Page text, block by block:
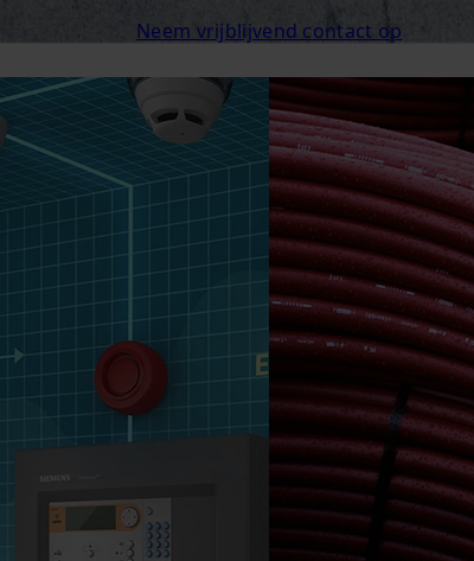
Neem vrijblijvend contact op